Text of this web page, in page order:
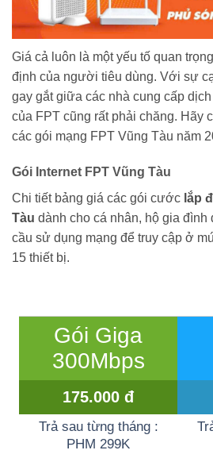
Giá cả luôn là một yếu tố quan
định của người tiêu dùng. Với sự
gay gắt giữa các nhà cung cấp
của FPT cũng rất phải chăng. Hãy
các gói mạng FPT Vũng Tàu năm
Gói Internet FPT Vũng Tàu
Chi tiết bảng giá các gói cước lắp
Tàu dành cho cá nhân, hộ gia đình
cầu sử dụng mạng để truy cập ở
15 thiết bị.
Gói Giga
300Mbps
175.000 đ
Trả sau từng tháng :
PHM 299K